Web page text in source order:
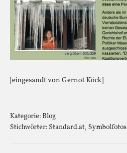
[eingesandt von Gernot Köck]
Kategorie:Blog
Stichwörter: Standard.at, Symbolfotos